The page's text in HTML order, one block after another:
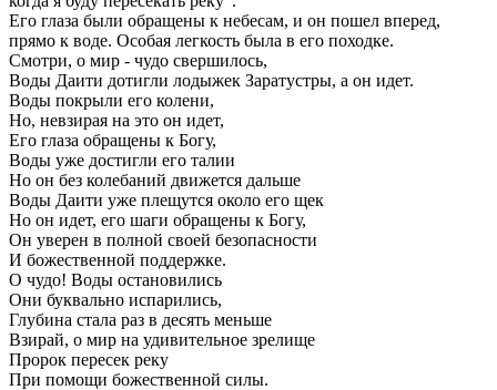
Его глаза были обращены к небесам, и он пошел вперед,
прямо к воде. Особая легкость была в его походке.
Смотри, о мир - чудо свершилось,
Воды Даити дотигли лодыжек Заратустры, а он идет.
Воды покрыли его колени,
Но, невзирая на это он идет,
Его глаза обращены к Богу,
Воды уже достигли его талии
Но он без колебаний движется дальше
Воды Даити уже плещутся около его щек
Но он идет, его шаги обращены к Богу,
Он уверен в полной своей безопасности
И божественной поддержке.
О чудо! Воды остановились
Они буквально испарились,
Глубина стала раз в десять меньше
Взирай, о мир на удивительное зрелище
Пророк пересек реку
При помощи божественной силы.